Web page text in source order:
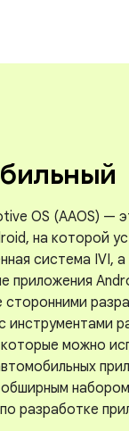
OS (AAOS) —
на которой
система IVI,
приложения
сторонними
инструментами
можно
набором
разработке